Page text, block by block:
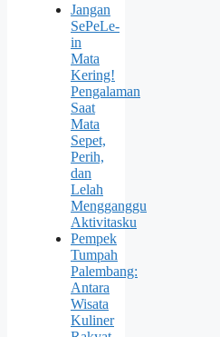
Jangan
SePeLe-
in
Mata
Kering!
Pengalaman
Saat
Mata
Sepet,
Perih,
dan
Lelah
Mengganggu
Aktivitasku
Pempek
Tumpah
Palembang:
Antara
Wisata
Kuliner